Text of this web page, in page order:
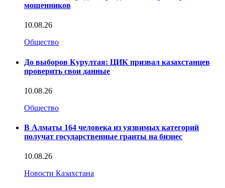
мошенников
10.08.26
Общество
До выборов Курултая: ЦИК призвал казахстанцев
проверить свои данные
10.08.26
Общество
В Алматы 164 человека из уязвимых категорий
получат государственные гранты на бизнес
10.08.26
Новости Казахстана